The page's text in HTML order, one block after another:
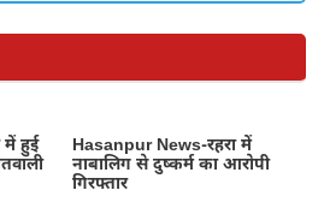
हुई
Hasanpur News-रहरा में
नाबालिग से दुष्कर्म का आरोपी
गिरफ्तार